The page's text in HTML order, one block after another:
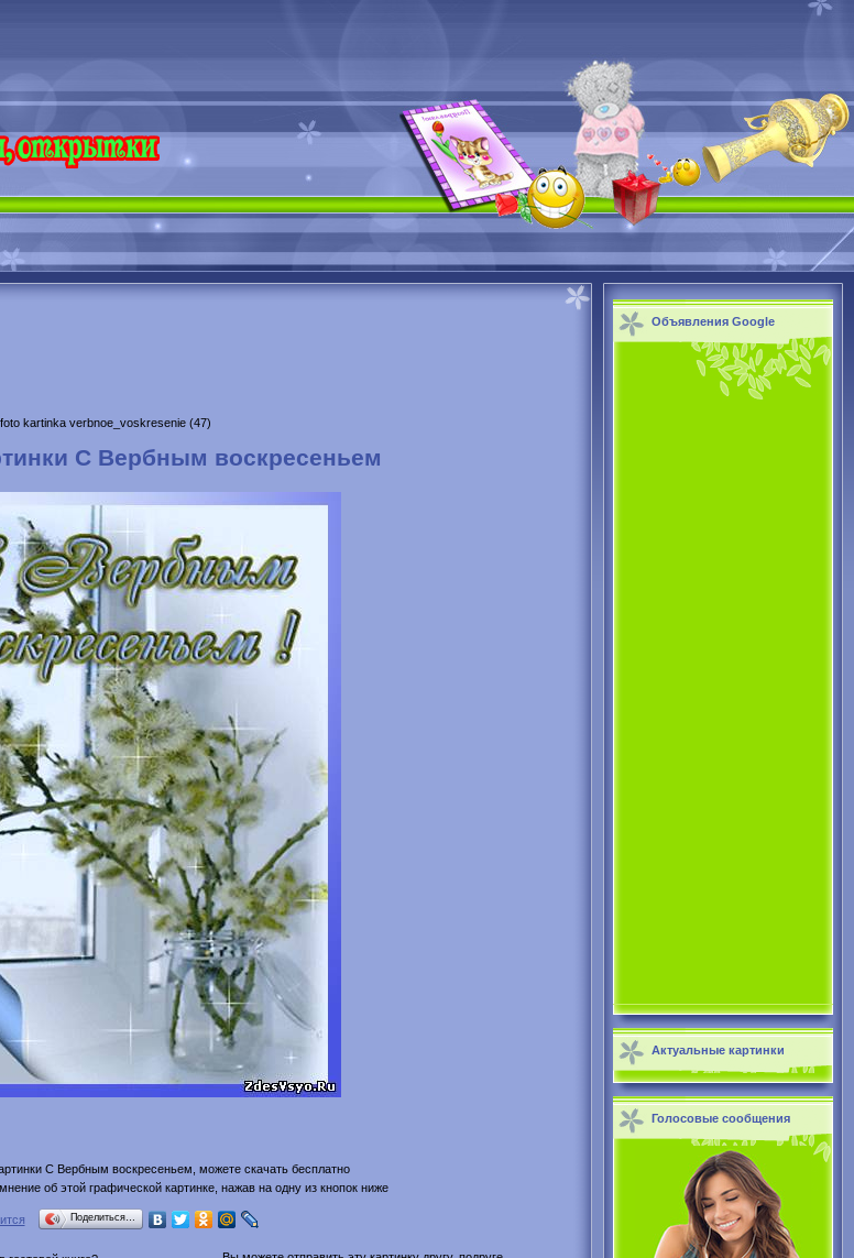
kartinka verbnoe_voskresenie (47)
С Вербным воскресеньем
С Вербным воскресеньем, можете скачать бесплатно
об этой графической картинке, нажав на одну из кнопок ниже
Поделиться…
Объявления Google
Актуальные картинки
Голосовые сообщения